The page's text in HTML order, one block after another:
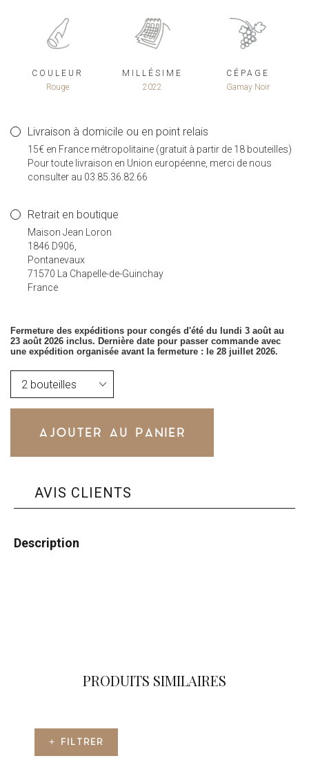
COULEUR
Rouge
MILLÉSIME
2022
CÉPAGE
Gamay Noir
Livraison à domicile ou en point relais
15€ en France métropolitaine (gratuit à partir de 18 bouteilles)
Pour toute livraison en Union européenne, merci de nous
consulter au 03.85.36.82.66
Retrait en boutique
Maison Jean Loron
1846 D906,
Pontanevaux
71570 La Chapelle-de-Guinchay
France
Fermeture des expéditions pour congés d'été du lundi 3 août au
23 août 2026 inclus. Dernière date pour passer commande avec
une expédition organisée avant la fermeture : le 28 juillet 2026.
AJOUTER AU PANIER
AVIS CLIENTS
Description
PRODUITS SIMILAIRES
+ FILTRER